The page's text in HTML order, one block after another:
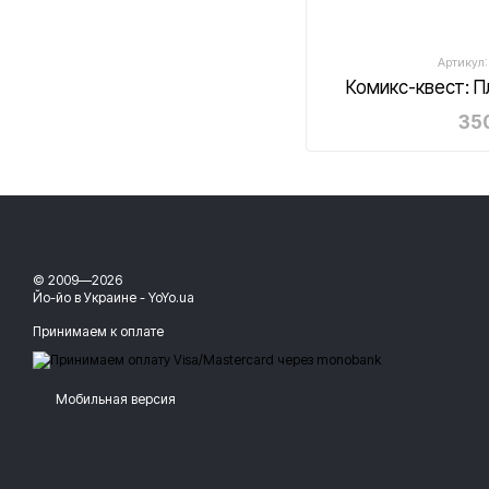
Комикс-квест:
© 2009—2026
Йо-йо в Украине - YoYo.ua
Принимаем к оплате
Мобильная версия